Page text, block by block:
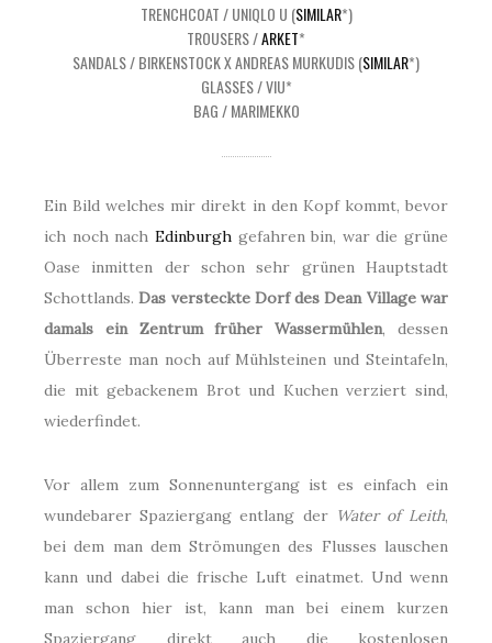
TRENCHCOAT / UNIQLO U (SIMILAR*)
TROUSERS /ARKET*
SANDALS / BIRKENSTOCK X ANDREAS MURKUDIS (SIMILAR*)
GLASSES / VIU*
BAG / MARIMEKKO
Ein Bild welches mir direkt in den Kopf kommt, bevor
ich noch nach Edinburghgefahren bin, war die grüne
Oase inmitten der schon sehr grünen Hauptstadt
Schottlands.Das versteckte Dorf des Dean Village war
damals ein Zentrum früher Wassermühlen, dessen
Überreste man noch auf Mühlsteinen und Steintafeln,
die mit gebackenem Brot und Kuchen verziert sind,
wiederfindet.
Vor allem zum Sonnenuntergang ist es einfach ein
wundebarer Spaziergang entlang der Water of Leith,
bei dem man dem Strömungen des Flusses lauschen
kann und dabei die frische Luft einatmet. Und wenn
man schon hier ist, kann man bei einem kurzen
Spaziergang direkt auch die kostenlosen